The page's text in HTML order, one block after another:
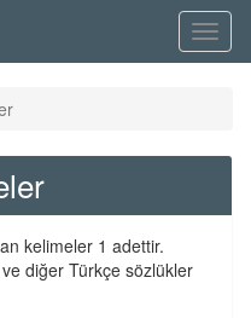
Menü
kelimeler 1 adettir.
diğer Türkçe sözlükler